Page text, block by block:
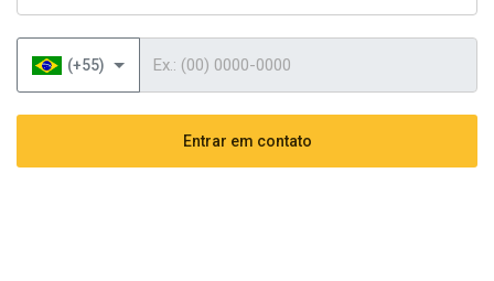
(+55)
Entrar em contato